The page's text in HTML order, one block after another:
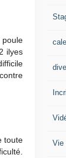
poule
ilyes
toute
Vie